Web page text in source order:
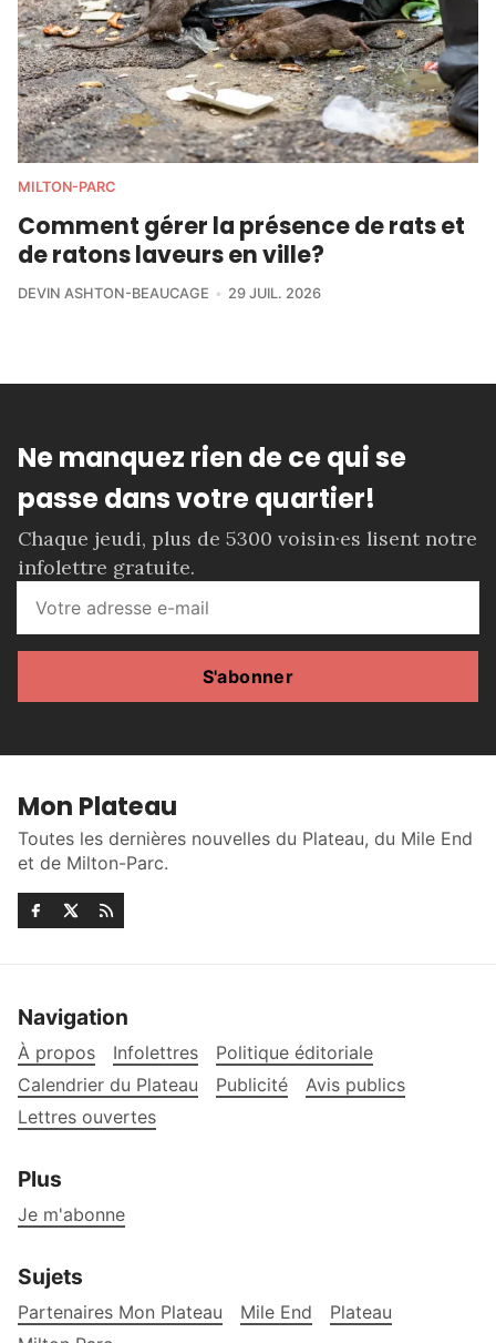
MILTON-PARC
Comment gérer la présence de rats et
de ratons laveurs en ville?
DEVIN ASHTON-BEAUCAGE 29 JUIL. 2026
Ne manquez rien de ce qui se
passe dans votre quartier!
Chaque jeudi, plus de 5300 voisin·es lisent notre
infolettre gratuite.
S'abonner
Mon Plateau
Toutes les dernières nouvelles du Plateau, du Mile End
et de Milton-Parc.
Navigation
À propos Infolettres
Politique éditoriale
Calendrier du Plateau
Publicité
Avis publics
Lettres ouvertes
Plus
Je m'abonne
Sujets
Partenaires Mon Plateau Mile End
Plateau